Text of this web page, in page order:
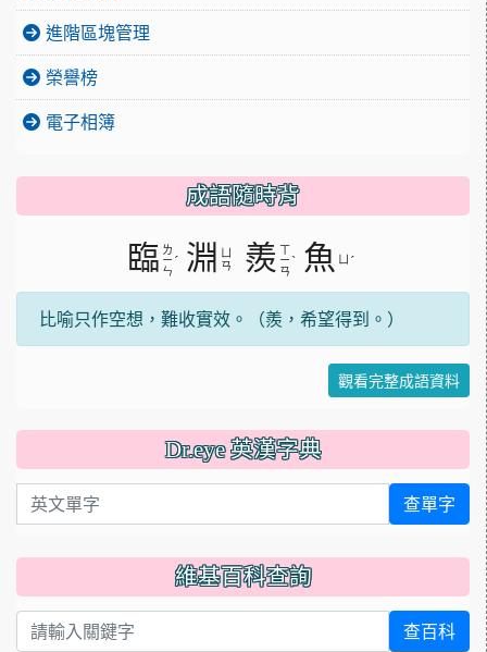
進階區塊管理
榮譽榜
電子相簿
成語隨時背
臨 ㄌ
ㄧ
ㄣ
ˊ 淵
ㄢ
羨 ㄒ
ㄧ
ㄢ
ˋ 魚 ˊ
比喻只作空想，難收實效。（羨，希望得到。）
觀看完整成語資料
Dr.eye 英漢字典
英文單字 查單字
維基百科查詢
查百科